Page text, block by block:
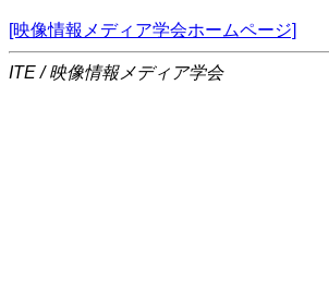
[映像情報メディア学会ホームページ]
ITE / 映像情報メディア学会